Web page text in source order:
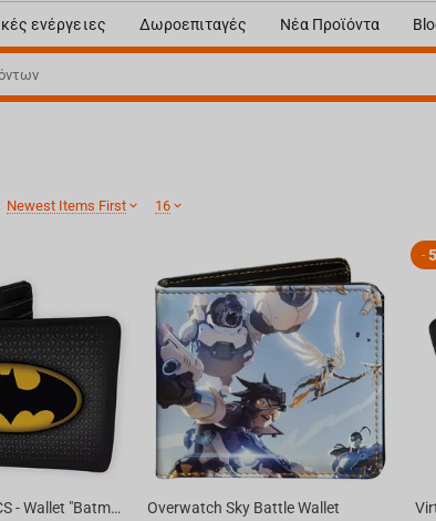
ενέργειες Δωροεπιταγές Νέα Προϊόντα
Newest Items First 16
Abysse DC COMICS - Wallet "Batman suit" Overwatch Sky Battle Wallet
-